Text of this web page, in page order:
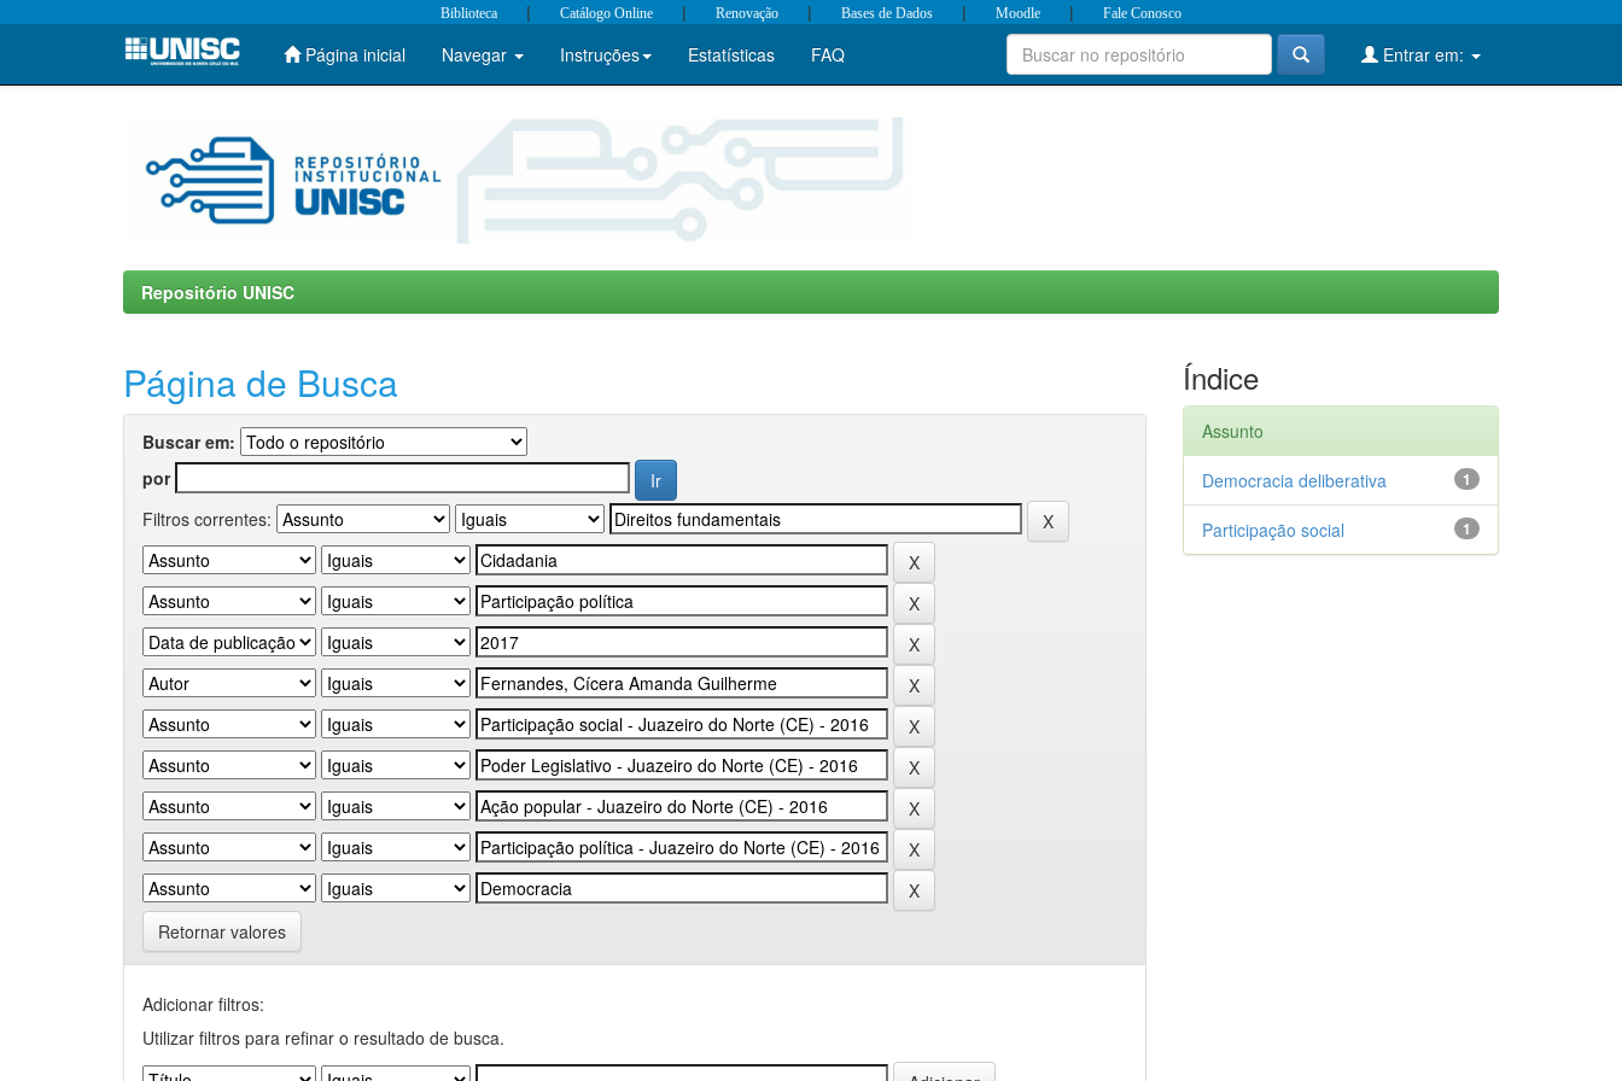
Skip
Biblioteca | Catálogo Online | Renovação | Bases de Dados | Moodle | Fale Conosco
Página inicial Navegar Instruções Estatísticas FAQ Entrar em:
Repositório UNISC
Página de Busca
Buscar em:
por
Filtros correntes:
Retornar valores
Adicionar filtros:
Utilizar filtros para refinar o resultado de busca.
Índice
Assunto
1
Democracia deliberativa
1
Participação social